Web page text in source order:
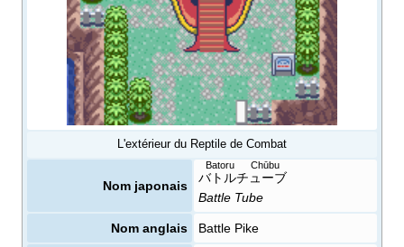
L'extérieur du Reptile de Combat
Nom japonais
バトルチューブ
Batoru Chūbu
Battle Tube
Nom anglais Battle Pike